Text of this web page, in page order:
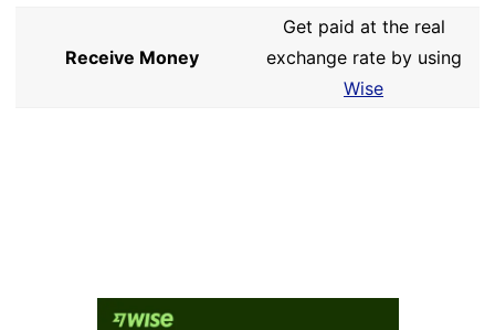
Receive Money
Get paid at the real
exchange rate by using
Wise